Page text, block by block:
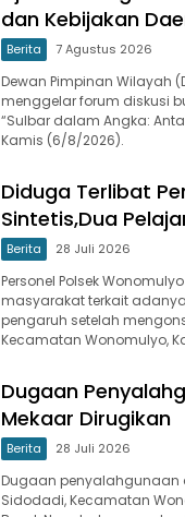
dan Kebijakan
Berita 7 Agustus 2026
Dewan Pimpinan Wilayah
menggelar forum diskusi
“Sulbar dalam Angka:
Kamis (6/8/2026).
Diduga Terlibat
Sintetis,Dua
Berita 28 Juli 2026
Personel Polsek
masyarakat terkait
pengaruh setelah
Kecamatan Wonomulyo,
Dugaan
Mekaar Dirugikan
Berita 28 Juli 2026
Dugaan penyalahgunaan
Sidodadi, Kecamatan